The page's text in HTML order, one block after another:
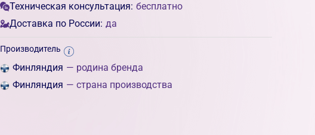
Техническая консультация: бесплатно
Доставка по России: да
Производитель
Финляндия — родина бренда
Финляндия — страна производства